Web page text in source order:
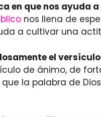
en que nos ayuda
nos llena de
a cultivar una
el
de ánimo, de
la palabra de